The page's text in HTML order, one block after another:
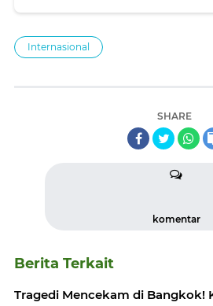
Internasional
SHARE
komentar
Berita Terkait
Tragedi Mencekam di Bangkok!